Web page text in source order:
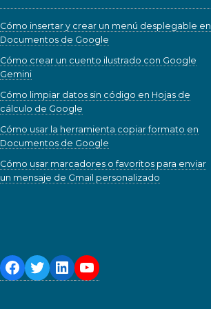
Cómo insertar y crear un menú desplegable en
Documentos de Google
Cómo crear un cuento ilustrado con Google
Gemini
Cómo limpiar datos sin código en Hojas de
cálculo de Google
Cómo usar la herramienta copiar formato en
Documentos de Google
Cómo usar marcadores o favoritos para enviar
un mensaje de Gmail personalizado